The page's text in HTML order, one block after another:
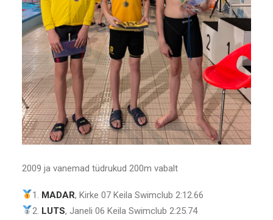
2009 ja vanemad tüdrukud 200m vabalt
1. MADAR, Kirke 07 Keila Swimclub 2:12.66
2. LUTS, Janeli 06 Keila Swimclub 2:25.74